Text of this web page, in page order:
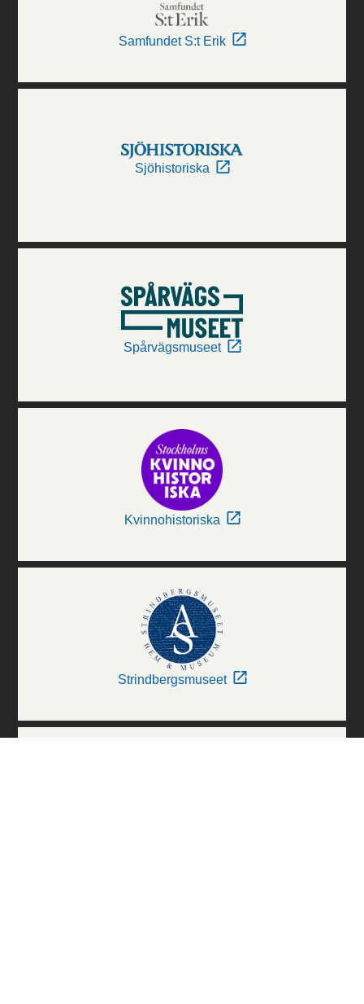
Samfundet S:t Erik
Sjöhistoriska
Spårvägsmuseet
Kvinnohistoriska
Strindbergsmuseet